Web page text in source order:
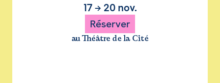
17→ 20 nov.
Réserver
au Théâtre de la Cité